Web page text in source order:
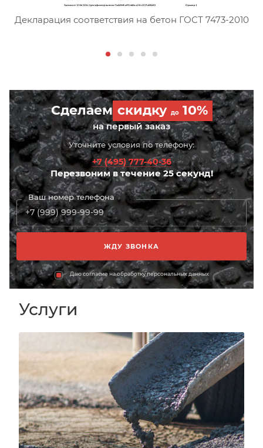
Сертификат соответствия
Декларация соответствия на бетон ГОСТ 7473-2010
Сделаем скидку до10%
на первый заказ
Уточните условия по телефону:
+7 (495) 777-40-36
Перезвоним в течение 25 секунд!
Ваш номер телефона
Даю согласие на обработку персональных данных
Услуги